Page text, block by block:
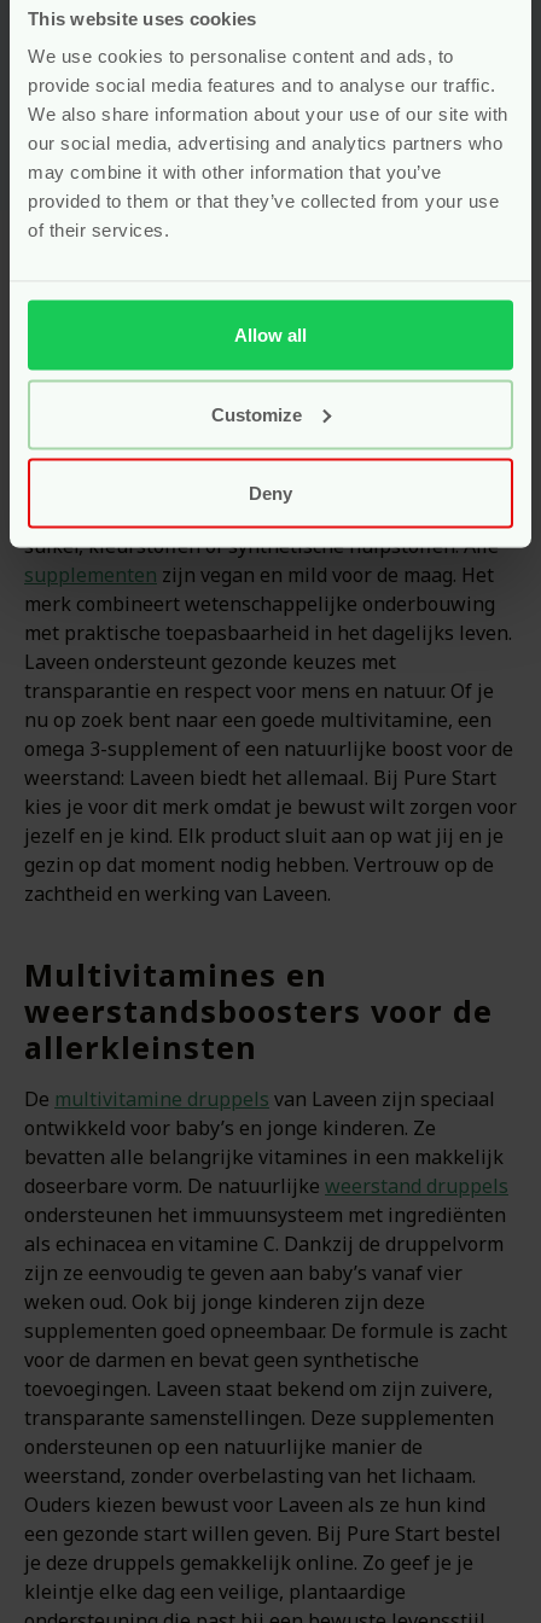
This website uses cookies
We use cookies to personalise content and ads, to
provide social media features and to analyse our traffic.
We also share information about your use of our site with
our social media, advertising and analytics partners who
may combine it with other information that you’ve
provided to them or that they’ve collected from your use
of their services.
Allow all
Customize
Deny
Voor9.99
Bekijken
voedingssupplementen
afgestemd op elke levensfase
hoge kwaliteit, ontwikkeld voor baby’s, kinderen en
zwangere vrouwen. De producten zijn samengesteld
door experts, met uitsluitend pure ingrediënten.
suiker, kleurstoffen of synthetische hulpstoffen. Alle
supplementen zijn vegan en mild voor de maag. Het
merk combineert wetenschappelijke onderbouwing
met praktische toepasbaarheid in het dagelijks leven.
Laveen ondersteunt gezonde keuzes met
transparantie en respect voor mens en natuur. Of je
nu op zoek bent naar een goede multivitamine, een
omega 3-supplement of een natuurlijke boost voor de
weerstand: Laveen biedt het allemaal. Bij Pure Start
kies je voor dit merk omdat je bewust wilt zorgen voor
jezelf en je kind. Elk product sluit aan op wat jij en je
gezin op dat moment nodig hebben. Vertrouw op de
zachtheid en werking van Laveen.
Multivitamines en
weerstandsboosters voor de
allerkleinsten
De multivitamine druppels van Laveen zijn speciaal
ontwikkeld voor baby’s en jonge kinderen. Ze
bevatten alle belangrijke vitamines in een makkelijk
doseerbare vorm. De natuurlijke weerstand druppels
ondersteunen het immuunsysteem met ingrediënten
als echinacea en vitamine C. Dankzij de druppelvorm
zijn ze eenvoudig te geven aan baby’s vanaf vier
weken oud. Ook bij jonge kinderen zijn deze
supplementen goed opneembaar. De formule is zacht
voor de darmen en bevat geen synthetische
toevoegingen. Laveen staat bekend om zijn zuivere,
transparante samenstellingen. Deze supplementen
ondersteunen op een natuurlijke manier de
weerstand, zonder overbelasting van het lichaam.
Ouders kiezen bewust voor Laveen als ze hun kind
een gezonde start willen geven. Bij Pure Start bestel
je deze druppels gemakkelijk online. Zo geef je je
kleintje elke dag een veilige, plantaardige